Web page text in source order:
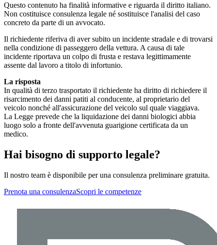
Questo contenuto ha finalità informative e riguarda il diritto italiano.
Non costituisce consulenza legale né sostituisce l'analisi del caso
concreto da parte di un avvocato.
Il richiedente riferiva di aver subito un incidente stradale e di trovarsi
nella condizione di passeggero della vettura. A causa di tale
incidente riportava un colpo di frusta e restava legittimamente
assente dal lavoro a titolo di infortunio.
La risposta
In qualità di terzo trasportato il richiedente ha diritto di richiedere il
risarcimento dei danni patiti al conducente, al proprietario del
veicolo nonché all'assicurazione del veicolo sul quale viaggiava.
La Legge prevede che la liquidazione dei danni biologici abbia
luogo solo a fronte dell'avvenuta guarigione certificata da un
medico.
Hai bisogno di supporto legale?
Il nostro team è disponibile per una consulenza preliminare gratuita.
Prenota una consulenzaScopri le competenze